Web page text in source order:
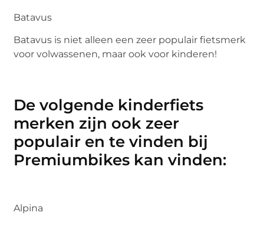
Batavus
Batavus is niet alleen een zeer populair fietsmerk
voor volwassenen, maar ook voor kinderen!
De volgende kinderfiets
merken zijn ook zeer
populair en te vinden bij
Premiumbikes kan vinden:
Alpina